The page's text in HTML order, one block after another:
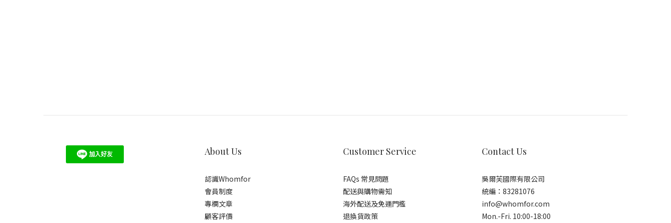
About Us
認識Whomfor
會員制度
專欄文章
顧客評價
Customer Service
FAQs 常見問題
配送與購物需知
海外配送及免運門檻
退換貨政策
Contact Us
吳爾芙國際有限公司
統編：83281076
info@whomfor.com
Mon.-Fri. 10:00-18:00